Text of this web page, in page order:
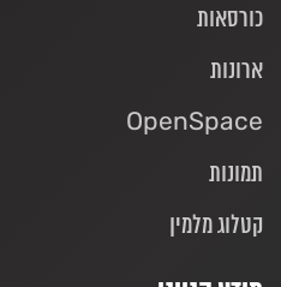
כורסאות
ארונות
OpenSpace
תמונות
קטלוג מלמין